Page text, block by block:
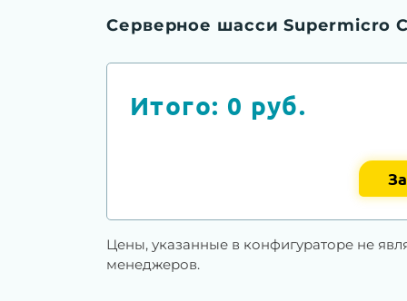
Серверное шасси Supermicro
Итого: 0 руб.
Цены, указанные в конфигураторе не
менеджеров.